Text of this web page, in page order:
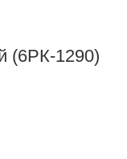
(6РК-1290)